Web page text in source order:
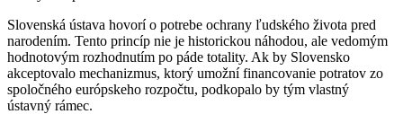
Slovenská ústava hovorí o potrebe ochrany ľudského života pred
narodením. Tento princíp nie je historickou náhodou, ale vedomým
hodnotovým rozhodnutím po páde totality. Ak by Slovensko
akceptovalo mechanizmus, ktorý umožní financovanie potratov zo
spoločného európskeho rozpočtu, podkopalo by tým vlastný
ústavný rámec.